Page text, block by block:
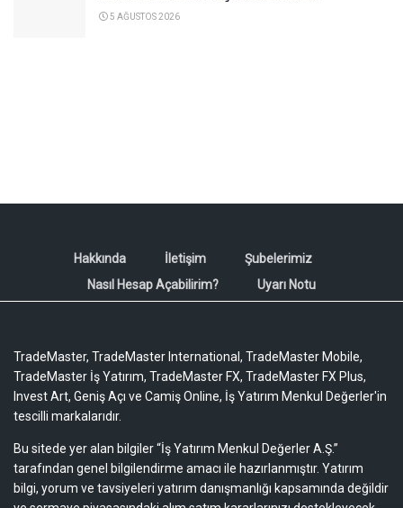
5 AĞUSTOS 2026
Hakkında İletişim
Şubelerimiz
Nasıl Hesap Açabilirim?
Uyarı Notu
TradeMaster, TradeMaster International, TradeMaster Mobile,
TradeMaster İş Yatırım, TradeMaster FX, TradeMaster FX Plus,
Invest Art, Geniş Açı ve Camiş Online, İş Yatırım Menkul Değerler'in
tescilli markalarıdır.
Bu sitede yer alan bilgiler “İş Yatırım Menkul Değerler A.Ş.”
tarafından genel bilgilendirme amacı ile hazırlanmıştır. Yatırım
bilgi, yorum ve tavsiyeleri yatırım danışmanlığı kapsamında değildir